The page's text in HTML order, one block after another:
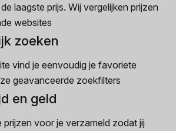
laagste prijs. Wij vergelijken prijzen
websites
zoeken
vind je eenvoudig je favoriete
geavanceerde zoekfilters
en geld
prijzen voor je verzameld zodat jij